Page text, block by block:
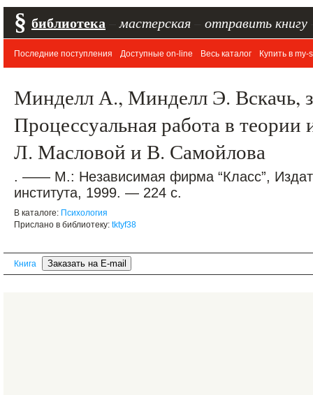
§ библиотека мастерская отправить книгу
Последние поступления Доступные on-line Весь каталог Купить в my-
Минделл А., Минделл Э. Вскачь,
Процессуальная работа в теории
Л. Масловой и В. Самойлова
. —— М.: Независимая фирма “Класс”,
института, 1999. — 224 с.
В каталоге: Психология
Прислано в библиотеку: tktyf38
Книга